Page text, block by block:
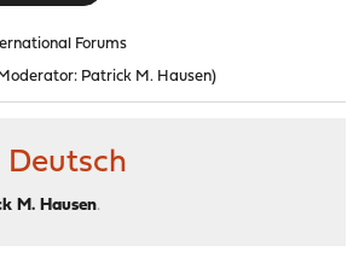
Forums
Patrick M. Hausen)
M. Hausen.